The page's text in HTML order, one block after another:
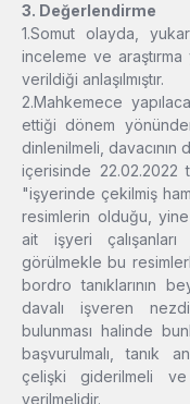
3. Değerlendirme
1.Somut olayda,
inceleme ve araştırma
verildiği anlaşılmıştır.
2.Mahkemece
ettiği dönem
dinlenilmeli, davacının
içerisinde 22.02.2022
"işyerinde çekilmiş
resimlerin olduğu,
ait işyeri
görülmekle bu
bordro tanıklarının
davalı işveren
bulunması halinde
başvurulmalı, tanık
çelişki giderilmeli
verilmelidir.